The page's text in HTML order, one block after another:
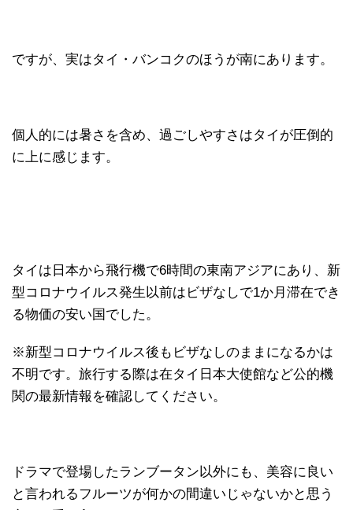
ですが、実はタイ・バンコクのほうが南にあります。
個人的には暑さを含め、過ごしやすさはタイが圧倒的
に上に感じます。
タイは日本から飛行機で6時間の東南アジアにあり、新
型コロナウイルス発生以前はビザなしで1か月滞在でき
る物価の安い国でした。
※新型コロナウイルス後もビザなしのままになるかは
不明です。旅行する際は在タイ日本大使館など公的機
関の最新情報を確認してください。
ドラマで登場したランブータン以外にも、美容に良い
と言われるフルーツが何かの間違いじゃないかと思う